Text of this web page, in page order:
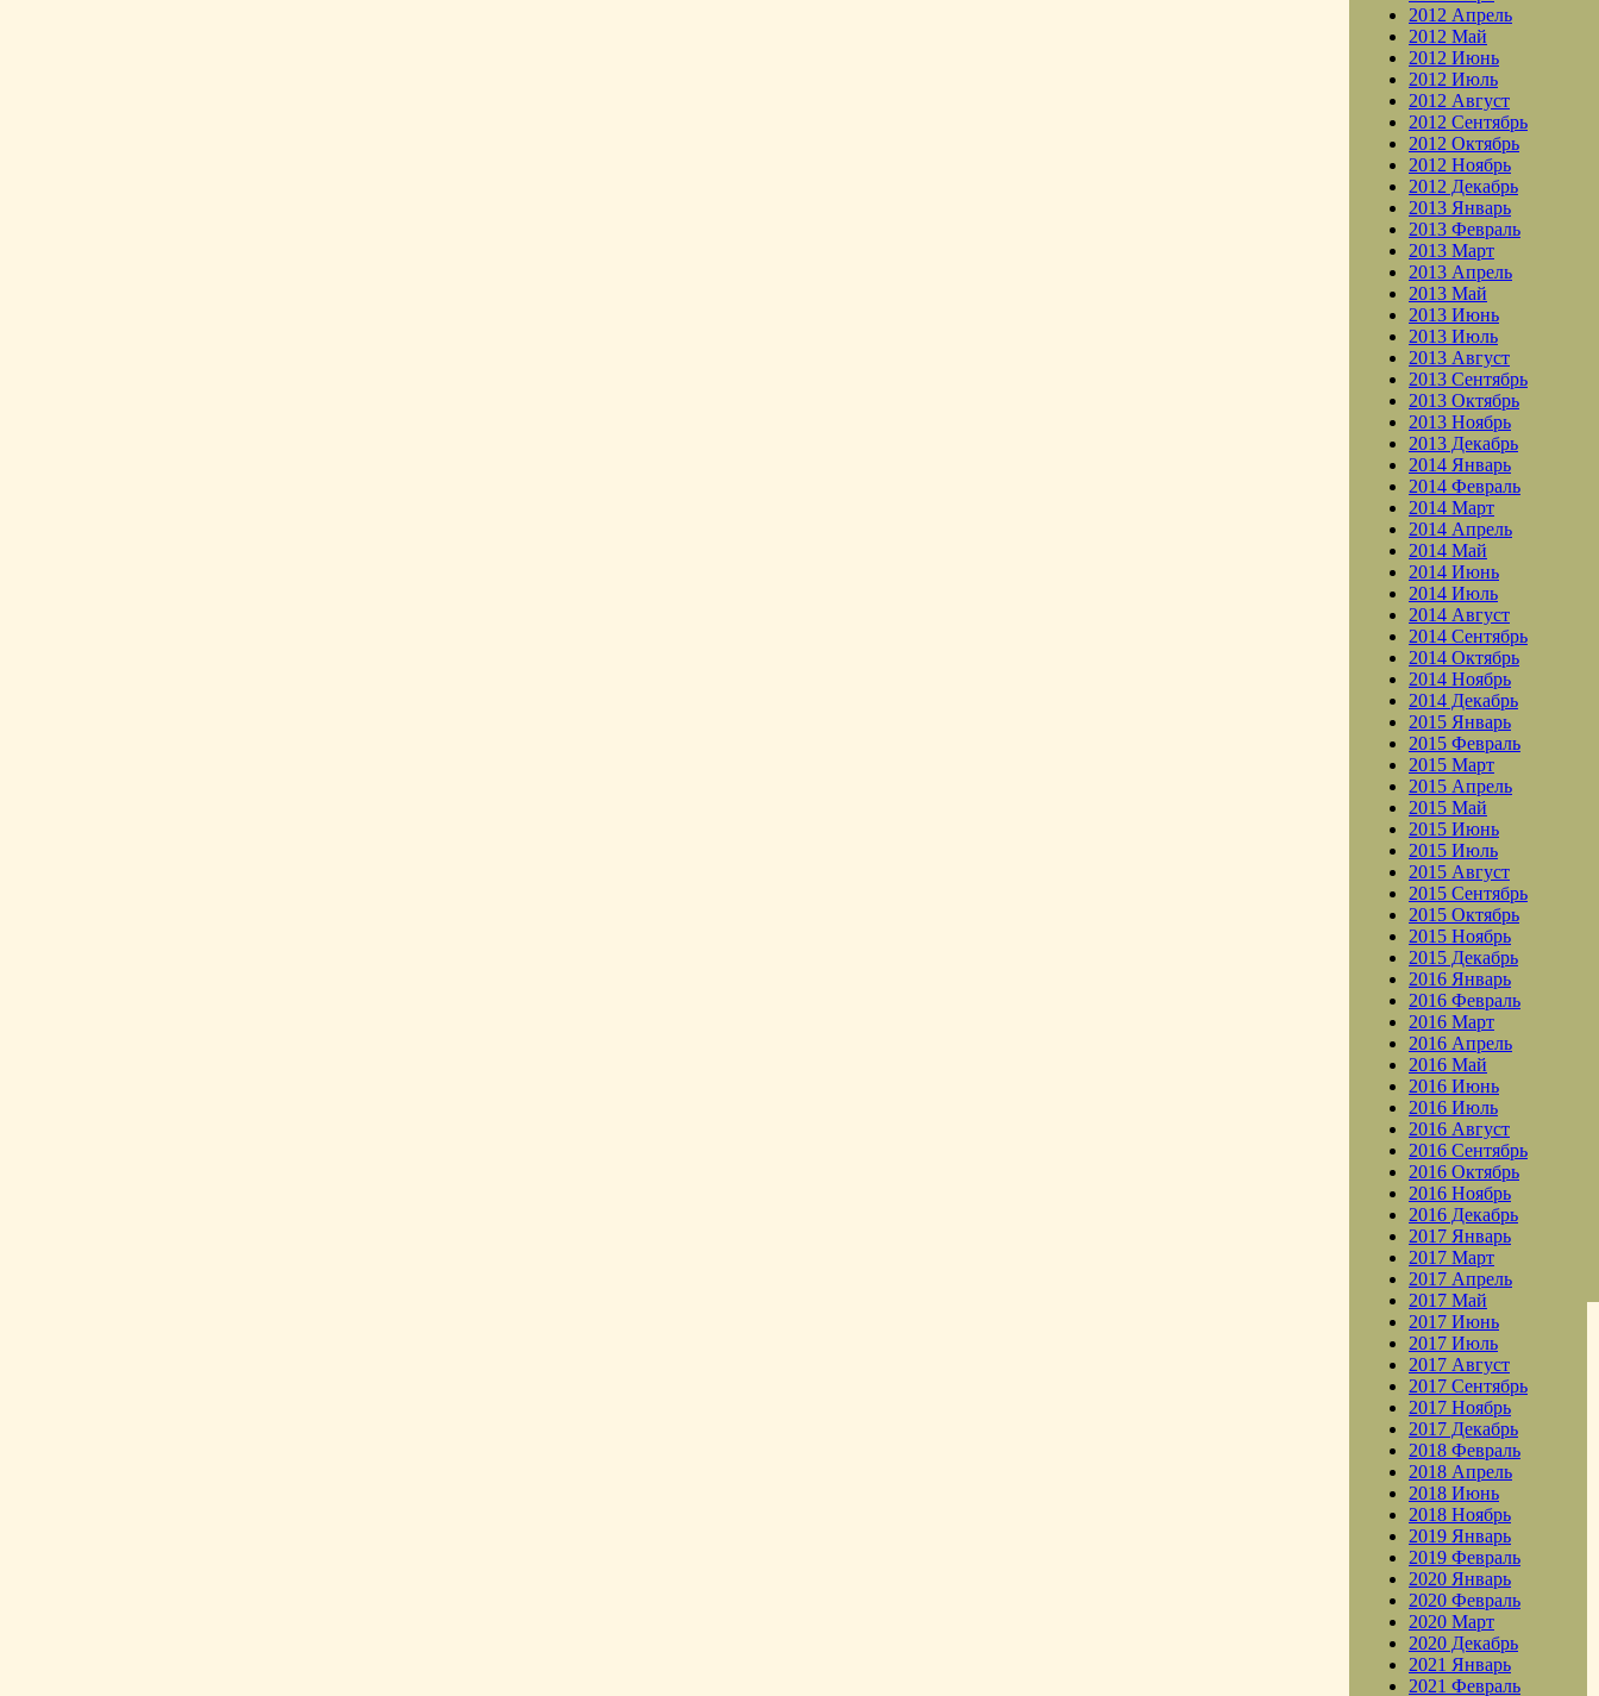
2012 Апрель
2012 Май
2012 Июнь
2012 Июль
2012 Август
2012 Сентябрь
2012 Октябрь
2012 Ноябрь
2012 Декабрь
2013 Январь
2013 Февраль
2013 Март
2013 Апрель
2013 Май
2013 Июнь
2013 Июль
2013 Август
2013 Сентябрь
2013 Октябрь
2013 Ноябрь
2013 Декабрь
2014 Январь
2014 Февраль
2014 Март
2014 Апрель
2014 Май
2014 Июнь
2014 Июль
2014 Август
2014 Сентябрь
2014 Октябрь
2014 Ноябрь
2014 Декабрь
2015 Январь
2015 Февраль
2015 Март
2015 Апрель
2015 Май
2015 Июнь
2015 Июль
2015 Август
2015 Сентябрь
2015 Октябрь
2015 Ноябрь
2015 Декабрь
2016 Январь
2016 Февраль
2016 Март
2016 Апрель
2016 Май
2016 Июнь
2016 Июль
2016 Август
2016 Сентябрь
2016 Октябрь
2016 Ноябрь
2016 Декабрь
2017 Январь
2017 Март
2017 Апрель
2017 Май
2017 Июнь
2017 Июль
2017 Август
2017 Сентябрь
2017 Ноябрь
2017 Декабрь
2018 Февраль
2018 Апрель
2018 Июнь
2018 Ноябрь
2019 Январь
2019 Февраль
2020 Январь
2020 Февраль
2020 Март
2020 Декабрь
2021 Январь
2021 Февраль